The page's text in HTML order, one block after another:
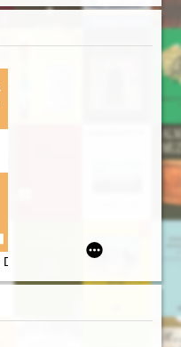
szkoły ziemi gniewskiej z
- mało znany